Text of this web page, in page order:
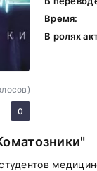
0
Время:
В ролях